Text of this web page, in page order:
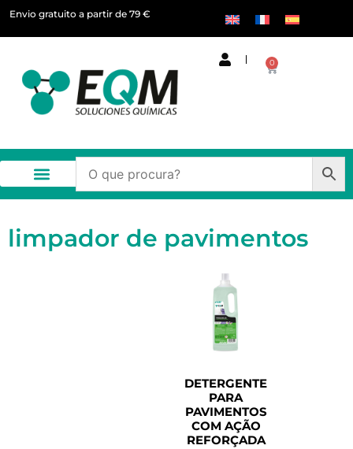
Envio gratuito a partir de 79 €
0
limpador de pavimentos
DETERGENTE
PARA
PAVIMENTOS
COM AÇÃO
REFORÇADA